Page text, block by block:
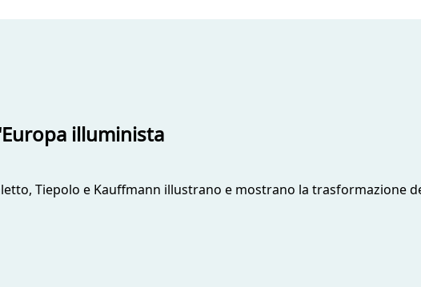
illuminista
Tiepolo e Kauffmann illustrano e mostrano la trasformazione